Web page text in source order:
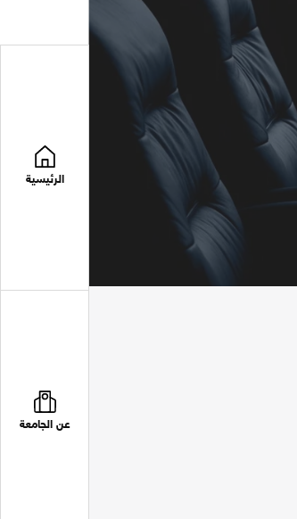
الرئيسية
عن الجامعة